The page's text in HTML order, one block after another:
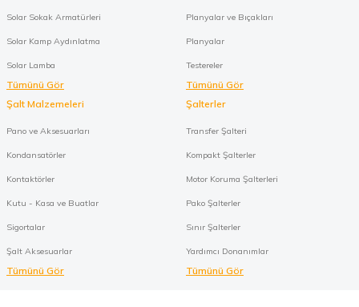
Solar Sokak Armatürleri
Solar Kamp Aydınlatma
Solar Lamba
Tümünü Gör
Planyalar ve Bıçakları
Planyalar
Testereler
Tümünü Gör
Şalt Malzemeleri
Pano ve Aksesuarları
Kondansatörler
Kontaktörler
Kutu - Kasa ve Buatlar
Sigortalar
Şalt Aksesuarlar
Tümünü Gör
Şalterler
Transfer Şalteri
Kompakt Şalterler
Motor Koruma Şalterleri
Pako Şalterler
Sınır Şalterler
Yardımcı Donanımlar
Tümünü Gör